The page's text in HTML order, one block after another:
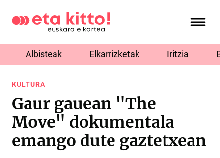
Albisteak Elkarrizketak Iritzia
KULTURA
Gaur gauean "The
Move" dokumentala
emango dute gaztetxean